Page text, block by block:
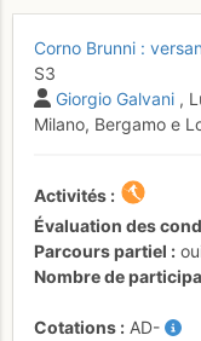
Corno Brunni :
S3
Giorgio Galvani ,
Milano, Bergamo e
Activités
Évaluation des
Parcours partiel
Nombre de
Cotations
AD-